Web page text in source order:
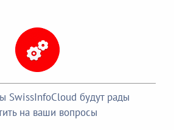
SwissInfoCloud будут рады
на ваши вопросы